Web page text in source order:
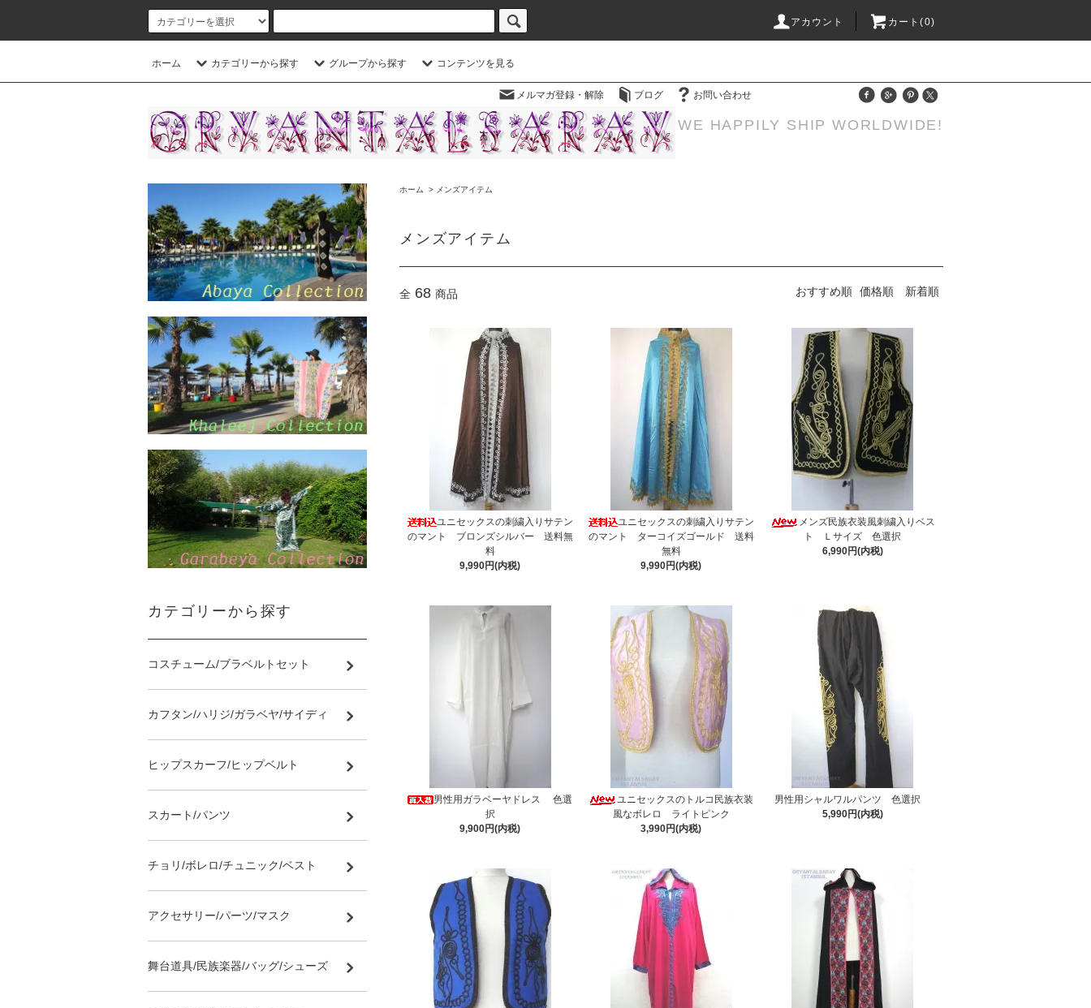
アカウント カート(0)
ホーム カテゴリーから探す グループから探す コンテンツを見る
メルマガ登録・解除 ブログ お問い合わせ
WE HAPPILY SHIP WORLDWIDE!
ホーム > メンズアイテム
メンズアイテム
全 68 商品 おすすめ順 価格順 新着順
ユニセックスの刺繍入りサテン
のマント ブロンズシルバー 送料無
料
9,990円(内税)
ユニセックスの刺繍入りサテン
のマント ターコイズゴールド 送料
無料
9,990円(内税)
メンズ民族衣装風刺繍入りベス
ト Ｌサイズ 色選択
6,990円(内税)
男性用ガラベーヤドレス 色選
択
9,900円(内税)
ユニセックスのトルコ民族衣装
風なボレロ ライトピンク
3,990円(内税)
男性用シャルワルパンツ 色選択
5,990円(内税)
カテゴリーから探す
コスチューム/ブラベルトセット
カフタン/ハリジ/ガラベヤ/サイディ
ヒップスカーフ/ヒップベルト
スカート/パンツ
チョリ/ボレロ/チュニック/ベスト
アクセサリー/パーツ/マスク
舞台道具/民族楽器/バッグ/シューズ